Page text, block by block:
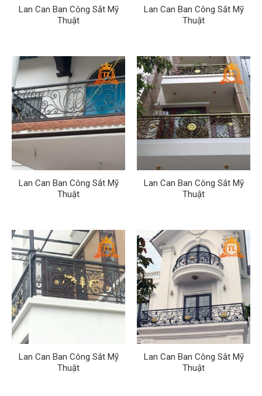
Lan Can Ban Công Sắt Mỹ
Thuật
Lan Can Ban Công Sắt Mỹ
Thuật
Lan Can Ban Công Sắt Mỹ
Thuật
Lan Can Ban Công Sắt Mỹ
Thuật
Lan Can Ban Công Sắt Mỹ
Thuật
Lan Can Ban Công Sắt Mỹ
Thuật